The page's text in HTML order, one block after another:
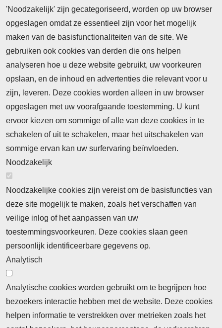
'Noodzakelijk' zijn gecategoriseerd, worden op uw browser
opgeslagen omdat ze essentieel zijn voor het mogelijk
maken van de basisfunctionaliteiten van de site. We
gebruiken ook cookies van derden die ons helpen
analyseren hoe u deze website gebruikt, uw voorkeuren
opslaan, en de inhoud en advertenties die relevant voor u
zijn, leveren. Deze cookies worden alleen in uw browser
opgeslagen met uw voorafgaande toestemming. U kunt
ervoor kiezen om sommige of alle van deze cookies in te
schakelen of uit te schakelen, maar het uitschakelen van
sommige ervan kan uw surfervaring beïnvloeden.
Noodzakelijk
Noodzakelijke cookies zijn vereist om de basisfuncties van
deze site mogelijk te maken, zoals het verschaffen van
veilige inlog of het aanpassen van uw
toestemmingsvoorkeuren. Deze cookies slaan geen
persoonlijk identificeerbare gegevens op.
Analytisch
Analytische cookies worden gebruikt om te begrijpen hoe
bezoekers interactie hebben met de website. Deze cookies
helpen informatie te verstrekken over metrieken zoals het
Nieuws
Neem contact op
Algemene Leveringsvoorwaarden
Cookieverklaring
Privacyverklaring
Abonnementinformatie Inlogprocedure
Nieuws
Laatste nieuws
Meld u aan voor onze nieuwsbrief
Ontvang 2 keer per maand de nieuwsbrief met
persberichten, actualiteiten, nieuws en personalia uit het